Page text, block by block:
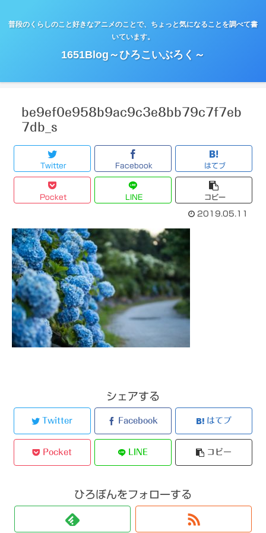
普段のくらしのこと好きなアニメのことで、ちょっと気になることを調べて書
いています。
1651Blog～ひろこいぶろく～
be9ef0e958b9ac9c3e8bb79c7f7eb
7db_s
Twitter Facebook はてブ
Pocket LINE コピー
2019.05.11
シェアする
Twitter Facebook はてブ
Pocket LINE コピー
ひろぼんをフォローする